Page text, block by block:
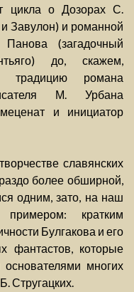
цикла о Дозорах С.
Завулон) и романной
(загадочный
до, скажем,
традицию романа
М. Урбана
и инициатор
славянских
более обширной,
одним, зато, на наш
кратким
Булгакова и его
фантастов, которые
многих
Стругацких.